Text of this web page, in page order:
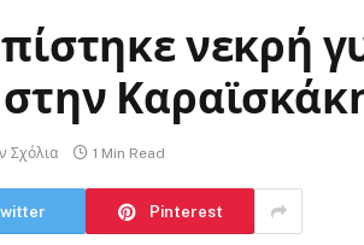
νεκρή
Σχόλια 1 Min Read
Pinterest